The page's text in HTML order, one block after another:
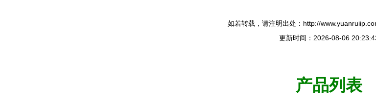
如若转载，请注明出处：http://
更新时间：2026-08-06
产品列表